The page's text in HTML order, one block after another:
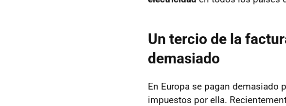
Un tercio de la
demasiado
En Europa se pagan demasiado
impuestos por ella.